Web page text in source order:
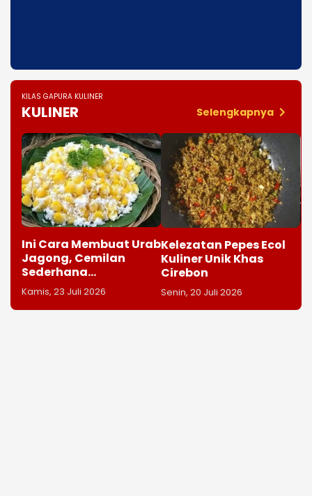
KILAS GAPURA KULINER
KULINER Selengkapnya
Ini Cara Membuat Urab
Jagong, Cemilan
Sederhana
Menyehatkan
Kamis, 23 Juli 2026
Kelezatan Pepes Ecol
Kuliner Unik Khas
Cirebon
Senin, 20 Juli 2026